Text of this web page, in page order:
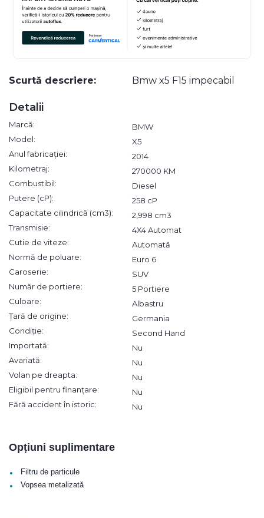
Scurtă descriere: Bmw x5 F15 impecabil
Detalii
Marcă:
BMW
Model:
X5
Anul fabricației:
2014
Kilometraj:
270000 KM
Combustibil:
Diesel
Putere (cP):
258 cP
Capacitate cilindrică (cm3):
2,998 cm3
Transmisie:
4X4 Automat
Cutie de viteze:
Automată
Normă de poluare:
Euro 6
Caroserie:
SUV
Număr de portiere:
5 Portiere
Culoare:
Albastru
Țară de origine:
Germania
Condiție:
Second Hand
Importată:
Nu
Avariată:
Nu
Volan pe dreapta:
Nu
Eligibil pentru finanțare:
Nu
Fără accident în istoric:
Nu
Opțiuni suplimentare
• Filtru de particule
• Vopsea metalizată